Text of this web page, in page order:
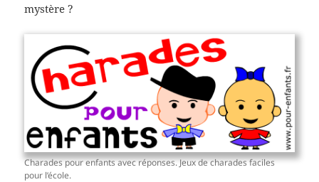
mystère ?
Charades pour enfants avec réponses. Jeux de charades faciles
pour l’école.